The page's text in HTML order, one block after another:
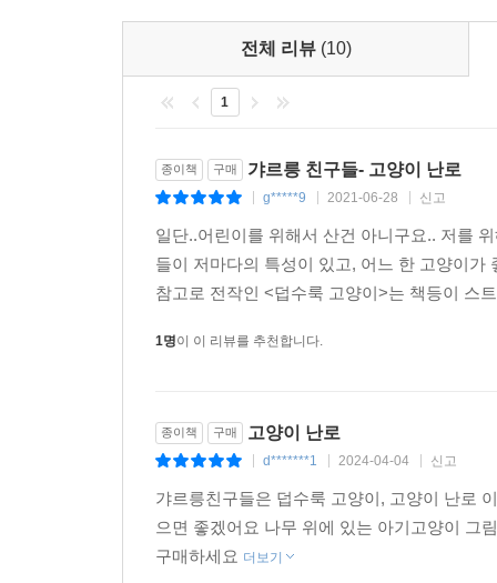
전체 리뷰 (10)
1
종이책 구매 갸르릉 친구들- 고양이 난로
g*****9 2021-06-28 신고
일단..어린이를 위해서 산건 아니구요.. 저를
들이 저마다의 특성이 있고, 어느 한 고양이
참고로 전작인 <덥수룩 고양이>는 책등이 스
1명이 이 리뷰를 추천합니다.
종이책 구매 고양이 난로
d*******1 2024-04-04 신고
갸르릉친구들은 덥수룩 고양이, 고양이 난로
으면 좋겠어요 나무 위에 있는 아기고양이 그
구매하세요 더보기